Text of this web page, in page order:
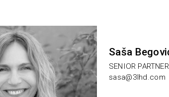
Saša
SENIOR PARTNER
sasa@3lhd.com